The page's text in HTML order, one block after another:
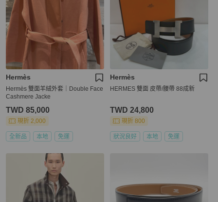
Hermès
Hermès 雙面羊絨外套｜Double Face
Cashmere Jacke
TWD 85,000
現折 2,000
全新品 本地 免運
Hermès
HERMES 雙面 皮帶/腰帶 88成新
TWD 24,800
現折 800
狀況良好 本地 免運